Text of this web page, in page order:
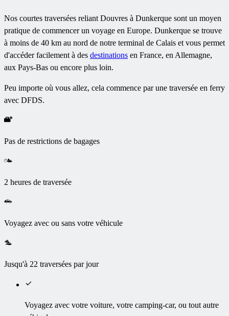
Nos courtes traversées reliant Douvres à Dunkerque sont un moyen
pratique de commencer un voyage en Europe. Dunkerque se trouve
à moins de 40 km au nord de notre terminal de Calais et vous permet
d'accéder facilement à des destinations en France, en Allemagne,
aux Pays-Bas ou encore plus loin.
Peu importe où vous allez, cela commence par une traversée en ferry
avec DFDS.
Pas de restrictions de bagages
2 heures de traversée
Voyagez avec ou sans votre véhicule
Jusqu'à 22 traversées par jour
Voyagez avec votre voiture, votre camping-car, ou tout autre